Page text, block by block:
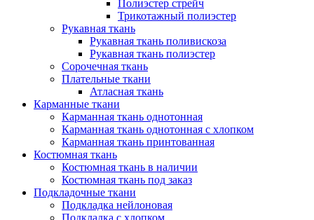
Полиэстер стрейч
Трикотажный полиэстер
Рукавная ткань
Рукавная ткань поливискоза
Рукавная ткань полиэстер
Сорочечная ткань
Плательные ткани
Атласная ткань
Карманные ткани
Карманная ткань однотонная
Карманная ткань однотонная с хлопком
Карманная ткань принтованная
Костюмная ткань
Костюмная ткань в наличии
Костюмная ткань под заказ
Подкладочные ткани
Подкладка нейлоновая
Подкладка с хлопком